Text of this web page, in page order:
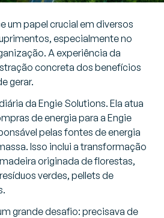
um papel crucial em diversos
especialmente no
A experiência da
concreta dos benefícios
gerar.
da Engie Solutions. Ela atua
de energia para a Engie
pelas fontes de energia
Isso inclui a transformação
originada de florestas,
verdes, pellets de
grande desafio: precisava de